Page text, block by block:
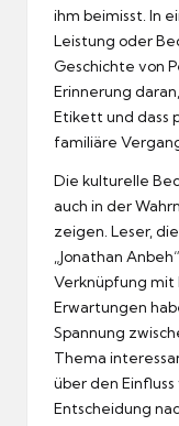
ihm beimisst. In
Leistung oder
Geschichte von
Erinnerung
Etikett und dass
familiäre
Die kulturelle
auch in der
zeigen. Leser,
„Jonathan
Verknüpfung mit
Erwartungen
Spannung
Thema
über den
Entscheidung